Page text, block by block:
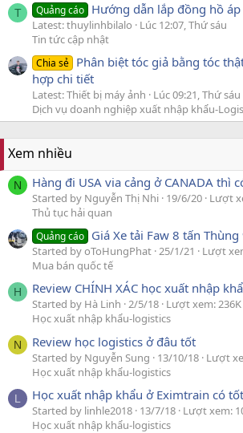
T Quảng cáo Hướng dẫn lắp đồng hồ
Latest: thuylinhbilalo
Lúc 12:07, Thứ sáu
Tin tức cập nhật
Chia sẻ Phân biệt tóc giả bằng tóc
hợp chi tiết
Latest: Thiết bị máy ảnh
Lúc 09:21, Thứ sáu
Dịch vụ doanh nghiệp xuất nhập khẩu-
Xem nhiều
N Hàng đi USA via cảng ở CANADA thì
Started by Nguyễn Thị Nhi 19/6/20 Lượt
Thủ tục hải quan
Quảng cáo Giá Xe tải Faw 8 tấn
Started by oToHungPhat 25/1/21
Lượt
Mua bán quốc tế
H Review CHÍNH XÁC học xuất nhập
Started by Hà Linh 2/5/18 Lượt xem: 236K
Học xuất nhập khẩu-logistics
N Review học logistics ở đâu tốt
Started by Nguyễn Sung 13/10/18 Lượt
Học xuất nhập khẩu-logistics
L Học xuất nhập khẩu ở Eximtrain có
Started by linhle2018 13/7/18 Lượt xem:
Học xuất nhập khẩu-logistics